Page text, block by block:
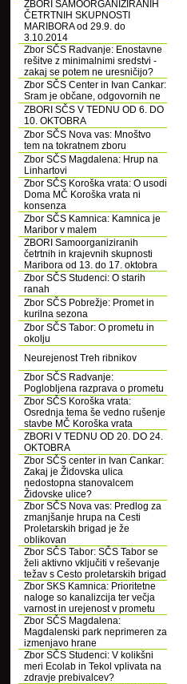
ZBORI SAMOORGANIZIRANIH
ČETRTNIH SKUPNOSTI
MARIBORA od 29.9. do
3.10.2014
Zbor SČS Radvanje: Enostavne
rešitve z minimalnimi sredstvi -
zakaj se potem ne uresničijo?
Zbor SČS Center in Ivan Cankar:
Sram je občane, odgovornih ne
ZBORI SČS V TEDNU OD 6. DO
10. OKTOBRA
Zbor SČS Nova vas: Mnoštvo
tem na tokratnem zboru
Zbor SČS Magdalena: Hrup na
Linhartovi
Zbor SČS Koroška vrata: O usodi
Doma MČ Koroška vrata ni
konsenza
Zbor SČS Kamnica: Kamnica je
Maribor v malem
ZBORI Samoorganiziranih
četrtnih in krajevnih skupnosti
Maribora od 13. do 17. oktobra
Zbor SČS Studenci: O starih
ranah
Zbor SČS Pobrežje: Promet in
kurilna sezona
Zbor SČS Tabor: O prometu in
okolju
Neurejenost Treh ribnikov
Zbor SČS Radvanje:
Poglobljena razprava o prometu
Zbor SČS Koroška vrata:
Osrednja tema še vedno rušenje
stavbe MČ Koroška vrata
ZBORI V TEDNU OD 20. DO 24.
OKTOBRA
Zbor SČS center in Ivan Cankar:
Zakaj je Židovska ulica
nedostopna stanovalcem
Židovske ulice?
Zbor SČS Nova vas: Predlog za
zmanjšanje hrupa na Cesti
Proletarskih brigad je že
oblikovan
Zbor SČS Tabor: SČS Tabor se
želi aktivno vključiti v reševanje
težav s Cesto proletarskih brigad
Zbor SKS Kamnica: Prioritetne
naloge so kanalizcija ter večja
varnost in urejenost v prometu
Zbor SČS Magdalena:
Magdalenski park neprimeren za
izmenjavo hrane
Zbor SČS Studenci: V kolikšni
meri Ecolab in Tekol vplivata na
zdravje prebivalcev?